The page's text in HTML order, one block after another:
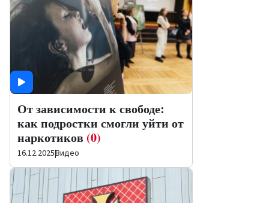
От зависимости к свободе:
как подростки смогли уйти от
наркотиков (0)
16.12.2025|Видео